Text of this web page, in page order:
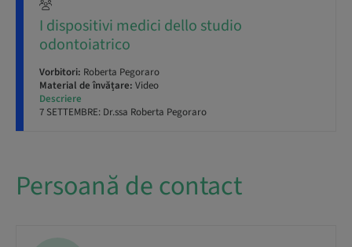
I dispositivi medici dello studio
odontoiatrico
Vorbitori: Roberta Pegoraro
Material de învățare: Video
Descriere
7 SETTEMBRE: Dr.ssa Roberta Pegoraro
Persoană de contact